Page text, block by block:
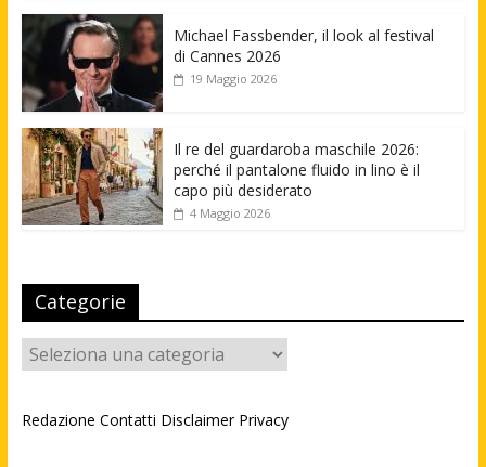
Michael Fassbender, il look al festival
di Cannes 2026
19 Maggio 2026
Il re del guardaroba maschile 2026:
perché il pantalone fluido in lino è il
capo più desiderato
4 Maggio 2026
Categorie
Categorie
Redazione Contatti Disclaimer Privacy